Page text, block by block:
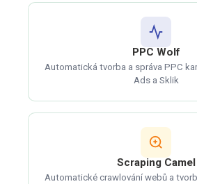
PPC Wolf
Automatická tvorba a správa PPC
Ads a Sklik
Scraping Camel
Automatické crawlování webů a